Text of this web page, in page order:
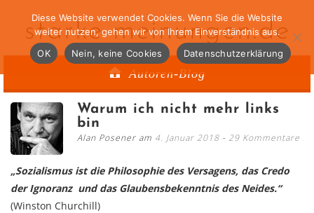
starke-meinungen.de
Autoren-Blog
Warum ich nicht mehr links
bin
Alan Posener am 4. Januar 2018 29 Kommentare
„Sozialismus ist die Philosophie des Versagens, das Credo
der Ignoranz und das Glaubensbekenntnis des Neides.“
(Winston Churchill)
Diese Website verwendet Cookies. Wenn Sie die Website
weiter nutzen, gehen wir von Ihrem Einverständnis aus.
OK
Nein, keine Cookies Datenschutzerklärung